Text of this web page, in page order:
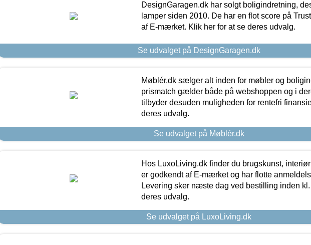
DesignGaragen.dk har solgt boligindretning,
lamper siden 2010. De har en flot score på
af E-mærket. Klik her for at se deres udvalg.
Se udvalget på DesignGaragen.dk
Møblér.dk sælger alt inden for møbler og
prismatch gælder både på webshoppen og i
tilbyder desuden muligheden for rentefri
deres udvalg.
Se udvalget på Møblér.dk
Hos LuxoLiving.dk finder du brugskunst,
er godkendt af E-mærket og har flotte
Levering sker næste dag ved bestilling inden
deres udvalg.
Se udvalget på LuxoLiving.dk